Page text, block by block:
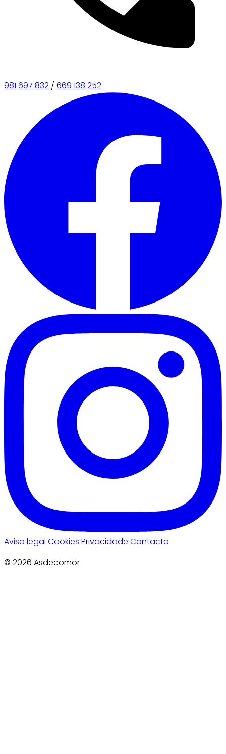
981 697 832 / 669 138 252
Aviso legal Cookies Privacidade Contacto
© 2026 Asdecomor